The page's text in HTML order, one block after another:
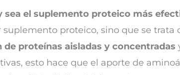
sea el suplemento proteico más
proteico, sino que se trata
proteínas aisladas y concentradas
esto hace que el aporte de